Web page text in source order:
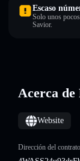
Escaso
Solo unos
Savior.
Acerca de
Website
Dirección del